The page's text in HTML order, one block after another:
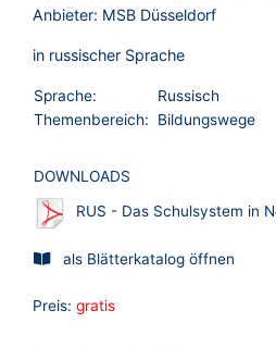
Anbieter: MSB Düsseldorf
in russischer Sprache
Sprache:
Russisch
Themenbereich:
Bildungswege
DOWNLOADS
RUS - Das Schulsystem in
als Blätterkatalog öffnen
Preis: gratis